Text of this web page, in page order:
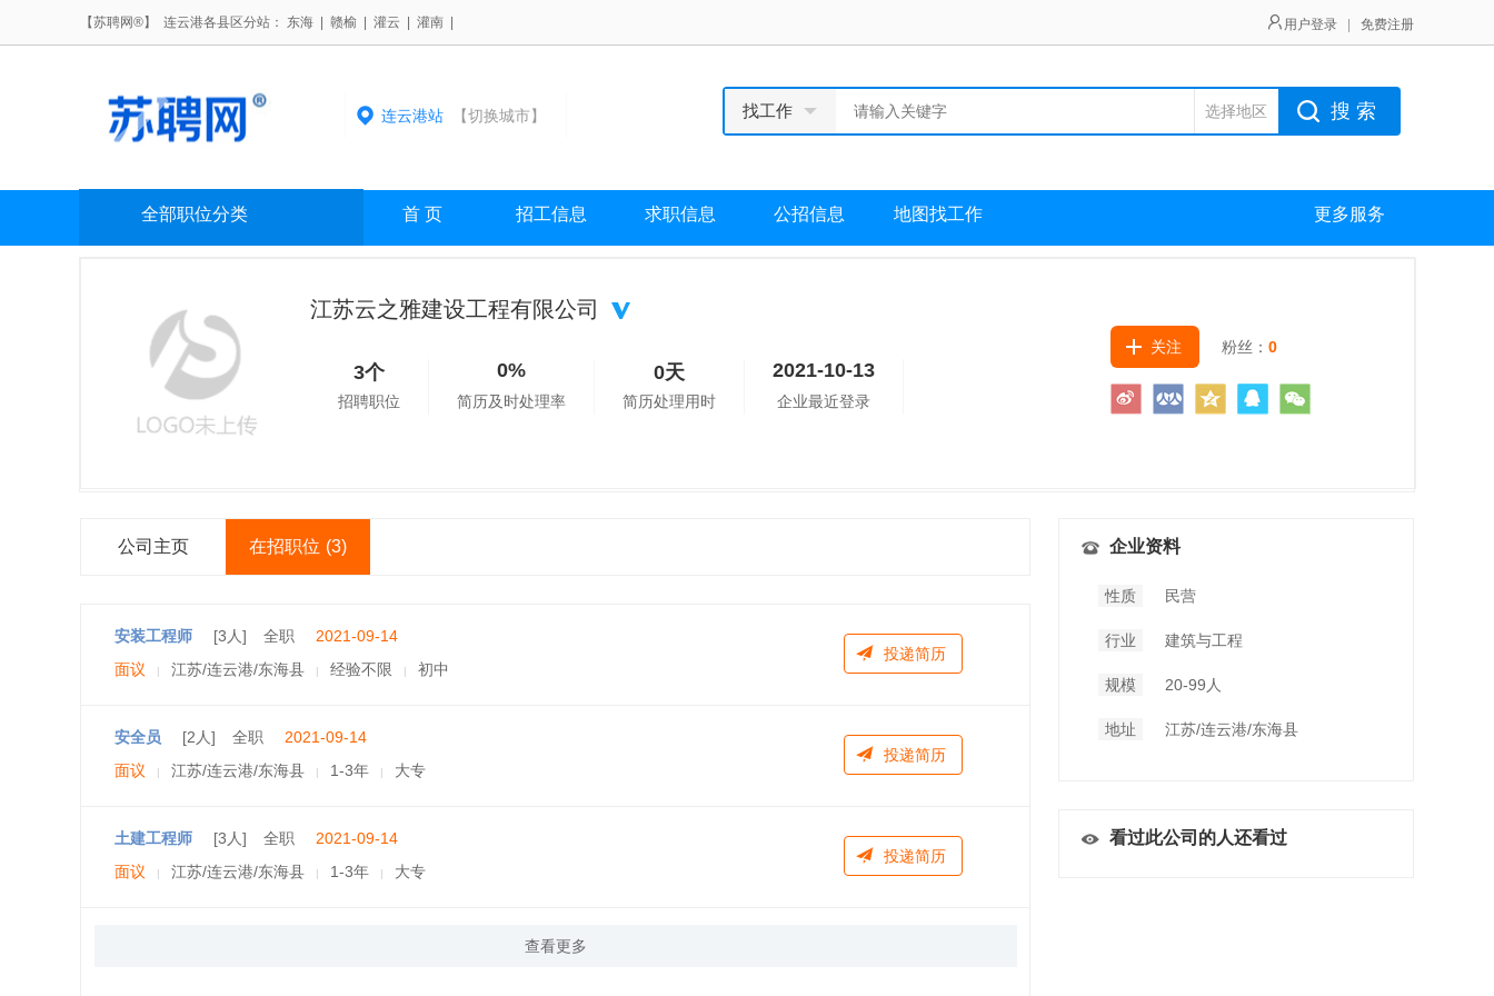
【苏聘网®】 连云港各县区分站： 东海 赣榆 灌云 灌南 用户登录 免费注册
连云港站【切换城市】 找工作 选择地区 搜 索
全部职位分类 首 页 招工信息 求职信息 公招信息 地图找工作 更多服务
江苏云之雅建设工程有限公司
3个
招聘职位
0%
简历及时处理率
0天
简历处理用时
2021-10-13
企业最近登录
关注 粉丝： 0
公司主页 在招职位 (3)
安装工程师 [3人] 全职
2021-09-14
面议
| 江苏/连云港/东海县 | 经验不限 | 初中
投递简历
安全员 [2人] 全职
2021-09-14
面议
| 江苏/连云港/东海县 | 1-3年 | 大专
投递简历
土建工程师 [3人] 全职
2021-09-14
面议
| 江苏/连云港/东海县 | 1-3年 | 大专
投递简历
查看更多
企业资料
性质 民营
行业 建筑与工程
规模 20-99人
地址 江苏/连云港/东海县
看过此公司的人还看过